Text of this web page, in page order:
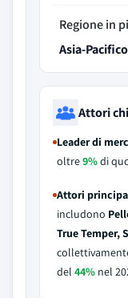
Regione in
Asia-Pacifico
Attori
Leader di
oltre9%di
Attori
includono
True Temper,
del 44% nel